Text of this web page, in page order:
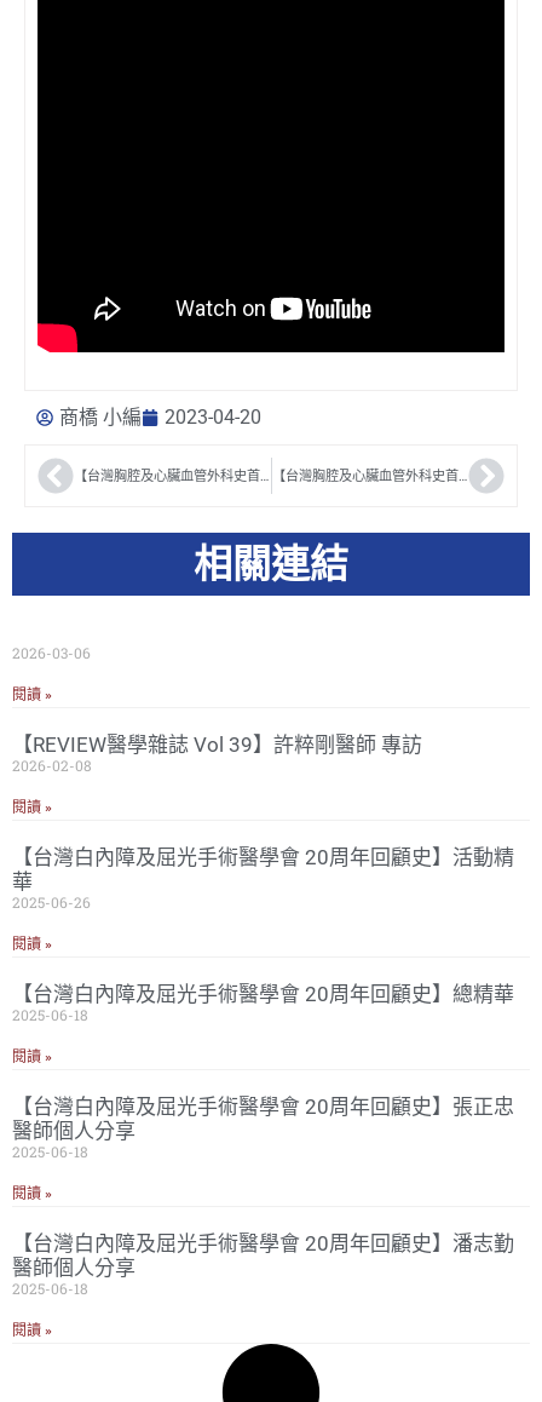
商橋 小編 2023-04-20
【台灣胸腔及心臟血管外科史首部曲】 郭樹民醫師 【台灣胸腔及心臟血管外科史首部曲】 游堂振醫師
相關連結
2026-03-06
閱讀 »
【REVIEW醫學雜誌 Vol 39】許粹剛醫師 專訪
2026-02-08
閱讀 »
【台灣白內障及屈光手術醫學會 20周年回顧史】活動精
華
2025-06-26
閱讀 »
【台灣白內障及屈光手術醫學會 20周年回顧史】總精華
2025-06-18
閱讀 »
【台灣白內障及屈光手術醫學會 20周年回顧史】張正忠
醫師個人分享
2025-06-18
閱讀 »
【台灣白內障及屈光手術醫學會 20周年回顧史】潘志勤
醫師個人分享
2025-06-18
閱讀 »